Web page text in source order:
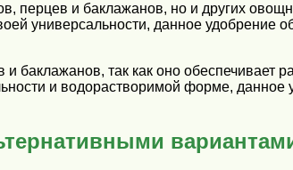
перцев и баклажанов, но и других
универсальности, данное удобрение
так как оно обеспечивает
и водорастворимой форме, данное